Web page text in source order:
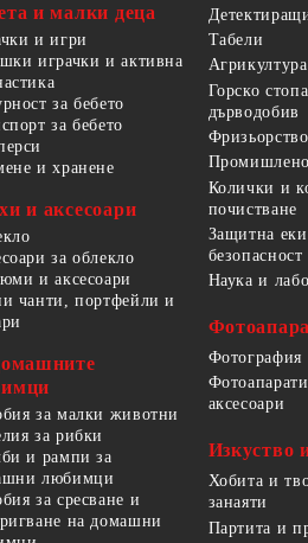
и малки деца
и игри
играчки и активна
за бебето
за бебето
и хранене
и аксесоари
за облекло
и аксесоари
чанти, портфейли и
за малки животни
за рибки
и рампи за
любимци
за сресване и
на домашни
Табели
Агрикултура
Горско
дърводобив
Колички и
почистване
Защитна
Наука и
Фотография
аксесоари
Изкуство
Хобита и
занаяти
Партита и